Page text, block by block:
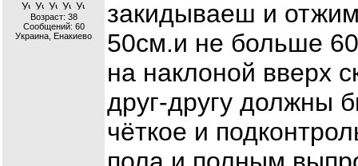
Возраст: 38
Сообщений: 60
Украина, Енакиево
закидываеш и
50см.и не больше
на наклоной
друг-другу должны
чёткое и